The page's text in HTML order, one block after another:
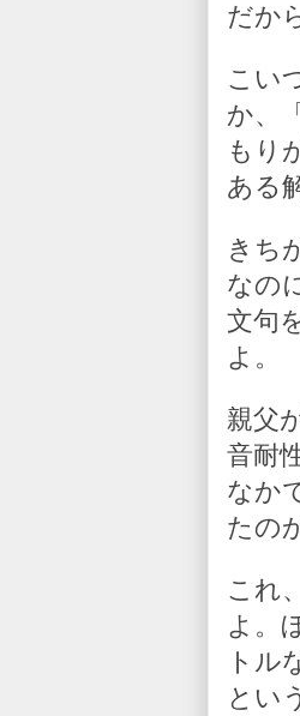
だか
こい
か、
もり
ある
きち
なの
文句
よ。
親父
音耐
なか
たの
これ
よ。
トル
とい